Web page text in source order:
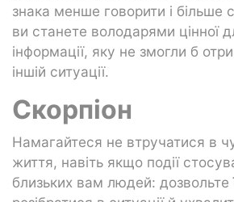
знака менше говорити і більше
ви станете володарями цінної
інформації, яку не змогли б
іншій ситуації.
Скорпіон
Намагайтеся не втручатися в
життя, навіть якщо події
близьких вам людей: дозвольте